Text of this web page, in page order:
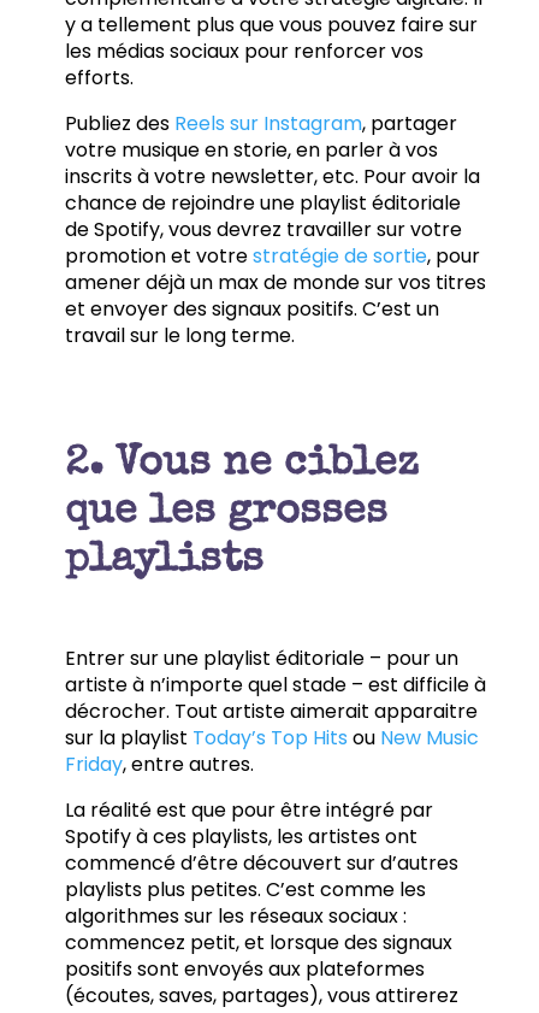
y a tellement plus que vous pouvez faire sur
les médias sociaux pour renforcer vos
efforts.
Publiez des Reels sur Instagram, partager
votre musique en storie, en parler à vos
inscrits à votre newsletter, etc. Pour avoir la
chance de rejoindre une playlist éditoriale
de Spotify, vous devrez travailler sur votre
promotion et votrestratégie de sortie, pour
amener déjà un max de monde sur vos titres
et envoyer des signaux positifs. C’est un
travail sur le long terme.
2. Vous ne ciblez
que les grosses
playlists
Entrer sur une playlist éditoriale – pour un
artiste à n’importe quel stade – est difficile à
décrocher. Tout artiste aimerait apparaitre
sur la playlist Today’s Top Hits ou New Music
Friday, entre autres.
La réalité est que pour être intégré par
Spotify à ces playlists, les artistes ont
commencé d’être découvert sur d’autres
playlists plus petites. C’est comme les
algorithmes sur les réseaux sociaux :
commencez petit, et lorsque des signaux
positifs sont envoyés aux plateformes
(écoutes, saves, partages), vous attirerez